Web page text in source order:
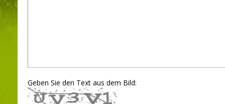
Geben Sie den Text aus dem Bild: